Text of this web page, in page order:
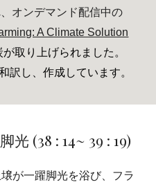
オンデマンド配信中の
A Climate Solution
が取り上げられました。
訳し、作成しています。
(38 : 14~ 39 : 19)
が一躍脚光を浴び、フラ